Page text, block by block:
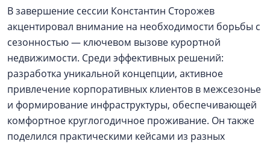
В завершение сессии Константин Сторожев
акцентировал внимание на необходимости борьбы с
сезонностью — ключевом вызове курортной
недвижимости. Среди эффективных решений:
разработка уникальной концепции, активное
привлечение корпоративных клиентов в межсезонье
и формирование инфраструктуры, обеспечивающей
комфортное круглогодичное проживание. Он также
поделился практическими кейсами из разных